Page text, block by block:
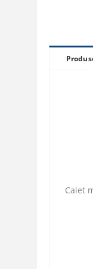
Caiet